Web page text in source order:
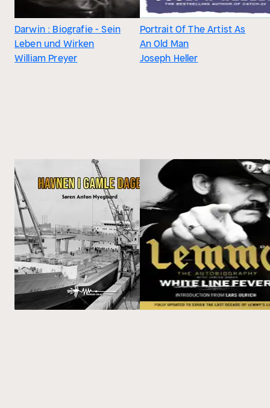
Darwin : Biografie - Sein
Leben und Wirken
William Preyer
Portrait Of The Artist As
An Old Man
Joseph Heller